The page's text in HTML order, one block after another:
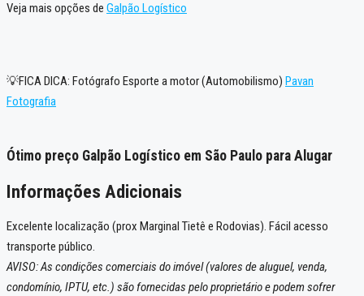
Veja mais opções de Galpão Logístico
💡FICA DICA: Fotógrafo Esporte a motor (Automobilismo) Pavan
Fotografia
Ótimo preço Galpão Logístico em São Paulo para Alugar
Informações Adicionais
Excelente localização (prox Marginal Tietê e Rodovias). Fácil acesso
transporte público.
AVISO: As condições comerciais do imóvel (valores de aluguel, venda,
condomínio, IPTU, etc.) são fornecidas pelo proprietário e podem sofrer